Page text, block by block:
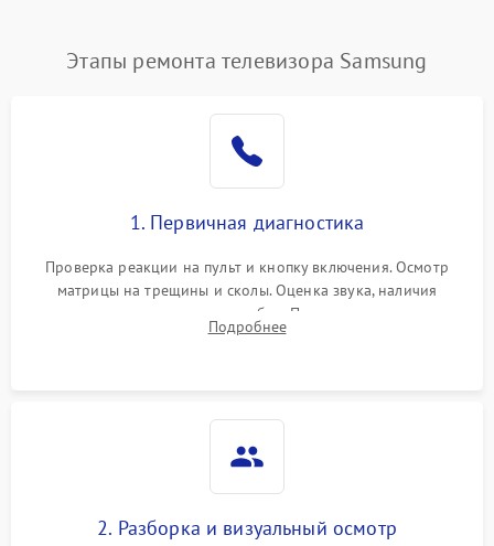
Сеть и подключения
Этапы ремонта телевизора Samsung
1. Первичная диагностика
Проверка реакции на пульт и кнопку включения. Осмотр
матрицы на трещины и сколы. Оценка звука, наличия
подсветки и индикаторов ошибок. Подключение тестовых
источников сигнала для выявления симптомов поломки.
Подробнее
2. Разборка и визуальный осмотр